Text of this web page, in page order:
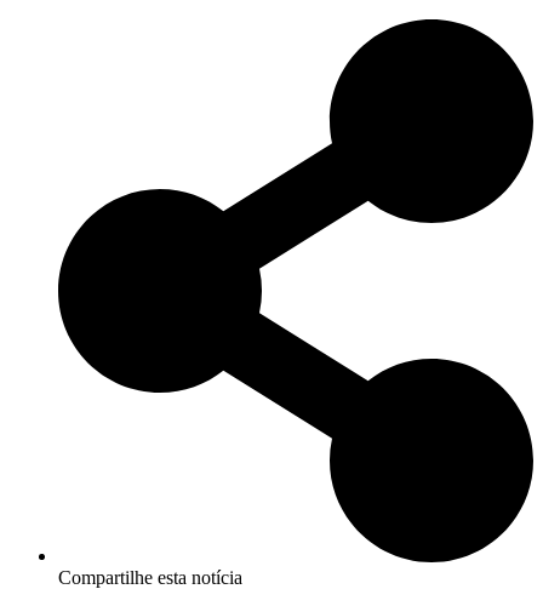
Compartilhe esta notícia